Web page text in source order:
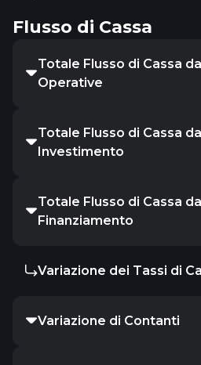
Flusso di Cassa
Totale Flusso di Cassa
Operative
Totale Flusso di Cassa
Investimento
Totale Flusso di Cassa
Finanziamento
Variazione dei Tassi di
Variazione di Contanti